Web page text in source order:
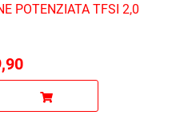
POTENZIATA TFSI 2,0